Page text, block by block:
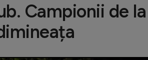
Campionii de